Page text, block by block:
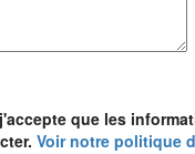
que les
Voir notre politique